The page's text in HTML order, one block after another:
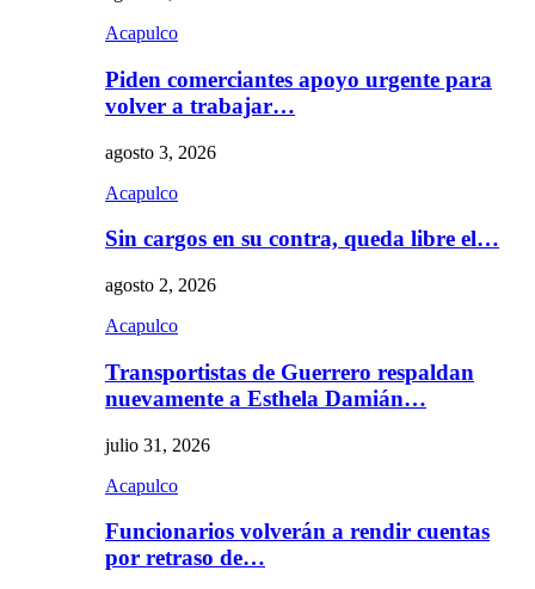
Acapulco
Piden comerciantes apoyo urgente para
volver a trabajar…
agosto 3, 2026
Acapulco
Sin cargos en su contra, queda libre el…
agosto 2, 2026
Acapulco
Transportistas de Guerrero respaldan
nuevamente a Esthela Damián…
julio 31, 2026
Acapulco
Funcionarios volverán a rendir cuentas
por retraso de…